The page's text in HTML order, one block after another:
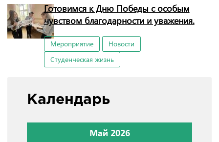
Готовимся к Дню Победы с особым
чувством благодарности и уважения.
Мероприятие
Новости
Студенческая жизнь
Календарь
Май 2026